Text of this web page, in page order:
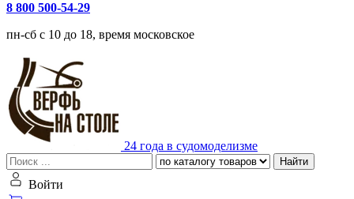
8 800 500-54-29
пн-сб с 10 до 18, время московское
24 года в судомоделизме
Найти
Войти